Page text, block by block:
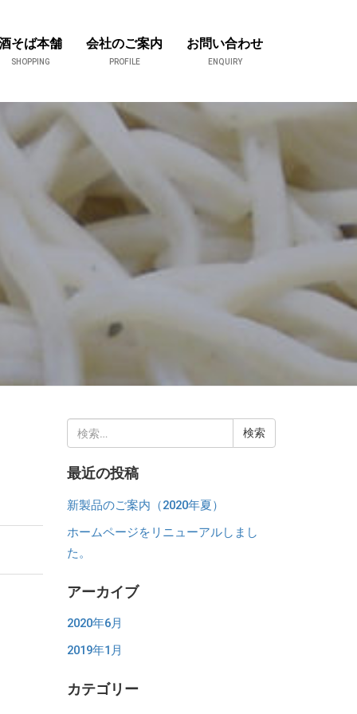
そば本舗
SHOPPING
会社のご案内
PROFILE
お問い合わせ
ENQUIRY
検
索:
最近の投稿
新製品のご案内（2020年夏）
ホームページをリニューアルしまし
た。
アーカイブ
2020年6月
2019年1月
カテゴリー